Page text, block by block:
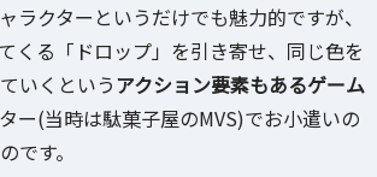
ラクターというだけでも魅力的ですが、
くる「ドロップ」を引き寄せ、同じ色を
いくというアクション要素もあるゲーム
ー(当時は駄菓子屋のMVS)でお小遣いの
です。